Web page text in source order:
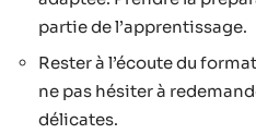
partie de l’apprentissage.
Rester à l’écoute du
ne pas hésiter à
délicates.